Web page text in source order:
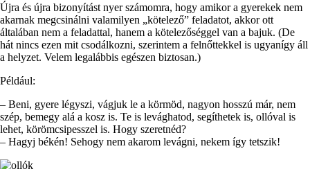
Újra és újra bizonyítást nyer számomra, hogy amikor a gyerekek nem
akarnak megcsinálni valamilyen „kötelező” feladatot, akkor ott
általában nem a feladattal, hanem a kötelezőséggel van a bajuk. (De
hát nincs ezen mit csodálkozni, szerintem a felnőttekkel is ugyanígy áll
a helyzet. Velem legalábbis egészen biztosan.)
Például:
– Beni, gyere légyszi, vágjuk le a körmöd, nagyon hosszú már, nem
szép, bemegy alá a kosz is. Te is levághatod, segíthetek is, ollóval is
lehet, körömcsipesszel is. Hogy szeretnéd?
– Hagyj békén! Sehogy nem akarom levágni, nekem így tetszik!